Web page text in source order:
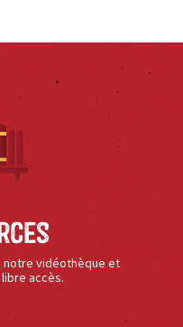
vidéothèque et
accès.